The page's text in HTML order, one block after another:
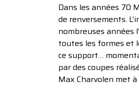
Dans les années 70
de renversements.
nombreuses années
toutes les formes et
ce support…
par des coupes
Max Charvolen met